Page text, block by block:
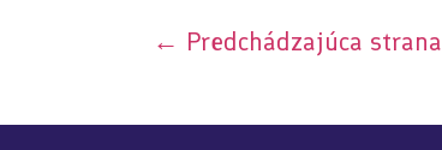
← Predchádzajúca strana